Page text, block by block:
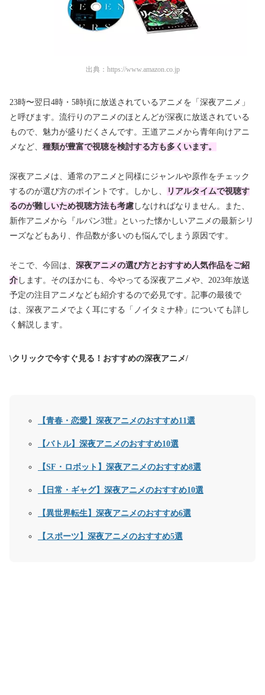
出典： https://www.amazon.co.jp
23時〜翌日4時・5時頃に放送されているアニメを「深夜アニメ」
と呼びます。流行りのアニメのほとんどが深夜に放送されている
もので、魅力が盛りだくさんです。王道アニメから青年向けアニ
メなど、 種類が豊富で視聴を検討する方も多くいます。
深夜アニメは、通常のアニメと同様にジャンルや原作をチェック
するのが選び方のポイントです。しかし、
リアルタイムで視聴す
るのが難しいため視聴方法も考慮 しなければなりません。また、
新作アニメから『ルパン3世』といった懐かしいアニメの最新シリ
ーズなどもあり、作品数が多いのも悩んでしまう原因です。
そこで、今回は、 深夜アニメの選び方とおすすめ人気作品をご紹
介 します。そのほかにも、今やってる深夜アニメや、2023年放送
予定の注目アニメなども紹介するので必見です。記事の最後で
は、深夜アニメでよく耳にする「ノイタミナ枠」についても詳し
く解説します。
\クリックで今すぐ見る！おすすめの深夜アニメ/
【青春・恋愛】深夜アニメのおすすめ11選
【バトル】深夜アニメのおすすめ10選
【SF ・ロボット】深夜アニメのおすすめ8選
【日常・ギャグ】深夜アニメのおすすめ10選
【異世界転生】深夜アニメのおすすめ6選
【スポーツ】深夜アニメのおすすめ5選